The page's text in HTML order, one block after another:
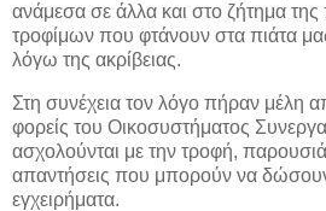
ανάμεσα σε άλλα και στο ζήτημα της
τροφίμων που φτάνουν στα πιάτα
λόγω της ακρίβειας.
Στη συνέχεια τον λόγο πήραν μέλη
φορείς του Οικοσυστήματος
ασχολούνται με την τροφή,
απαντήσεις που μπορούν να
εγχειρήματα.